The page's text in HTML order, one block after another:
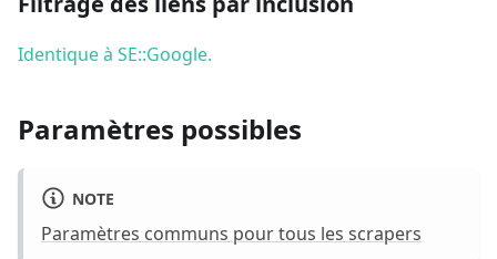
Identique à SE::Google.
Paramètres possibles
NOTE
Paramètres communs pour tous les scrapers